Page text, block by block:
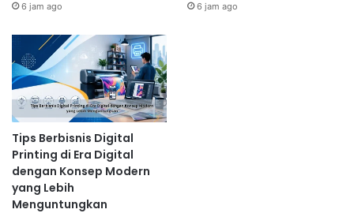
6 jam ago 6 jam ago
Tips Berbisnis Digital
Printing di Era Digital
dengan Konsep Modern
yang Lebih
Menguntungkan